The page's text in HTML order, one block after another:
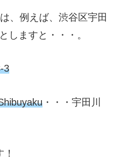
、例えば、渋谷区宇田
しますと・・・。
3
・・・宇田川